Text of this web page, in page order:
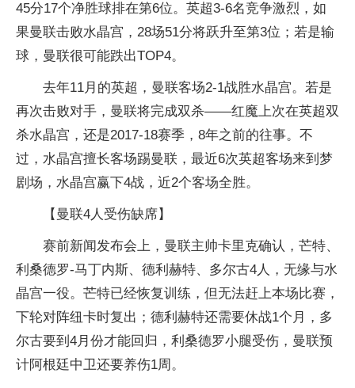
45分17个净胜球排在第6位。英超3-6名竞争激烈，如
果曼联击败水晶宫，28场51分将跃升至第3位；若是输
球，曼联很可能跌出TOP4。
去年11月的英超，曼联客场2-1战胜水晶宫。若是
再次击败对手，曼联将完成双杀——红魔上次在英超双
杀水晶宫，还是2017-18赛季，8年之前的往事。不
过，水晶宫擅长客场踢曼联，最近6次英超客场来到梦
剧场，水晶宫赢下4战，近2个客场全胜。
【曼联4人受伤缺席】
赛前新闻发布会上，曼联主帅卡里克确认，芒特、
利桑德罗-马丁内斯、德利赫特、多尔古4人，无缘与水
晶宫一役。芒特已经恢复训练，但无法赶上本场比赛，
下轮对阵纽卡时复出；德利赫特还需要休战1个月，多
尔古要到4月份才能回归，利桑德罗小腿受伤，曼联预
计阿根廷中卫还要养伤1周。